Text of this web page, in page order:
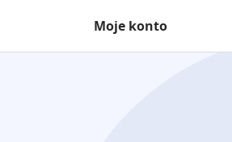
Moje konto